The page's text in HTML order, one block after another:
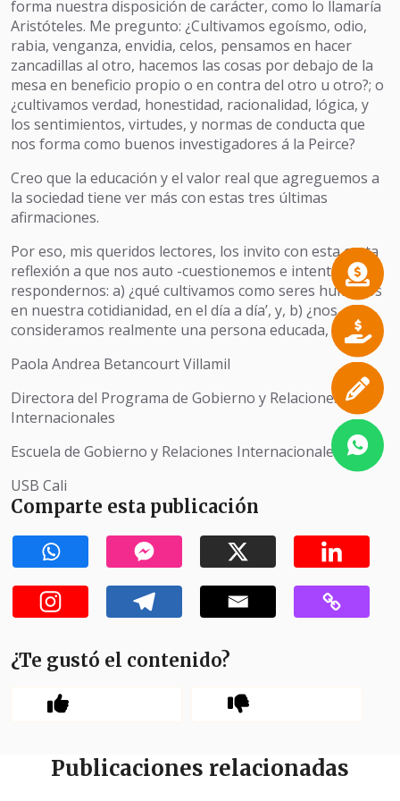
forma nuestra disposición de carácter, como lo llamaría
Aristóteles. Me pregunto: ¿Cultivamos egoísmo, odio,
rabia, venganza, envidia, celos, pensamos en hacer
zancadillas al otro, hacemos las cosas por debajo de la
mesa en beneficio propio o en contra del otro u otro?; o
¿cultivamos verdad, honestidad, racionalidad, lógica, y
los sentimientos, virtudes, y normas de conducta que
nos forma como buenos investigadores á la Peirce?
Creo que la educación y el valor real que agreguemos a
la sociedad tiene ver más con estas tres últimas
afirmaciones.
Por eso, mis queridos lectores, los invito con esta corta
reflexión a que nos auto -cuestionemos e intentemos
respondernos: a) ¿qué cultivamos como seres humanos
en nuestra cotidianidad, en el día a día’, y, b) ¿nos
consideramos realmente una persona educada, o no?
Paola Andrea Betancourt Villamil
Directora del Programa de Gobierno y Relaciones
Internacionales
Escuela de Gobierno y Relaciones Internacionales.
USB Cali
Comparte esta publicación
¿Te gustó el contenido?
Publicaciones relacionadas